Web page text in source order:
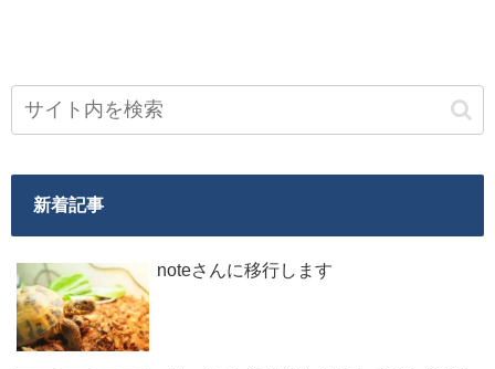
新着記事
noteさんに移行します